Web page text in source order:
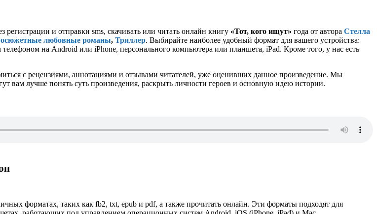
и отправки sms, скачивать или читать онлайн книгу «Тот, кого ищут» года от автора Стелла
любовные романы, Триллер. Выбирайте наиболее удобный формат для вашего устройства:
на Android или iPhone, персонального компьютера или планшета, iPad. Кроме того, у нас есть
с рецензиями, аннотациями и отзывами читателей, уже оценивших данное произведение. Мы
вам лучше понять суть произведения, раскрыть личности героев и основную идею истории.
форматах, таких как fb2, txt, epub и pdf, а также прочитать онлайн. Эти форматы подходят для